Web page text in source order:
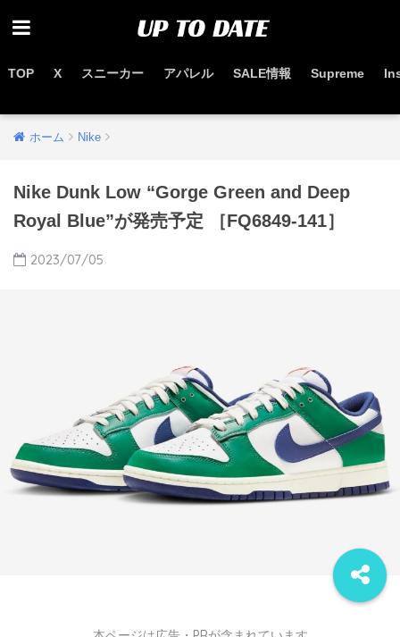
TOP X スニーカー アパレル SALE情報 Supreme
ホーム Nike
Nike Dunk Low “Gorge Green and Deep
Royal Blue”が発売予定 ［FQ6849-141］
2023/07/05